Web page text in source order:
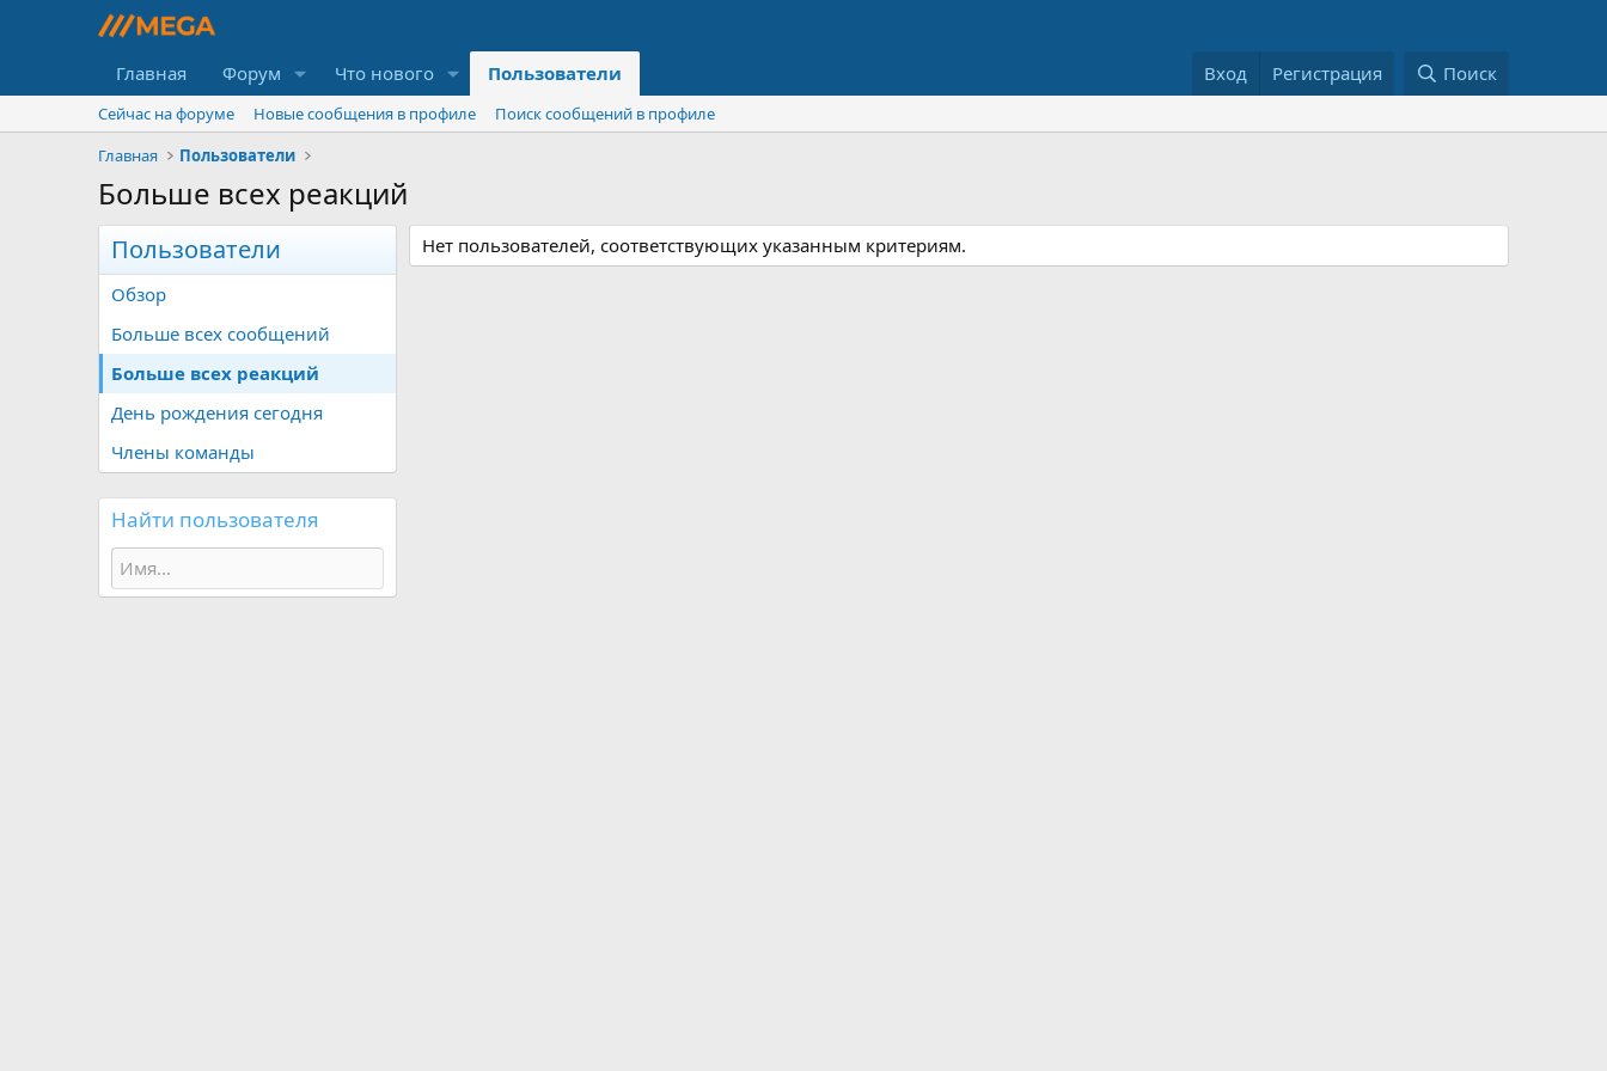
Главная Форум Что нового Пользователи Вход Регистрация Поиск
Сейчас на форуме Новые сообщения в профиле
Поиск сообщений в профиле
Главная
Пользователи
Больше всех реакций
Пользователи
Обзор
Больше всех сообщений
Больше всех реакций
День рождения сегодня
Члены команды
Найти пользователя
Нет пользователей, соответствующих указанным критериям.